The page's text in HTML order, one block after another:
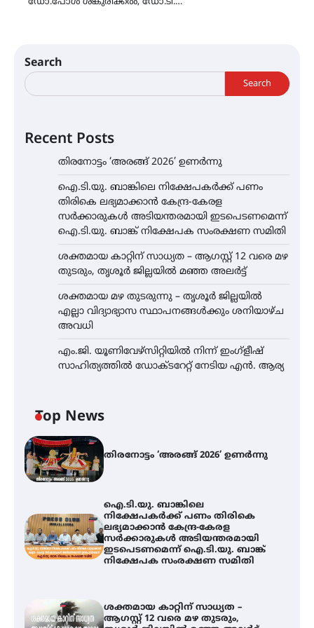
ഡോ.പോൾ ശങ്കുരിക്കൽ, ഡോ.ടി.…
Search
Search
Recent Posts
തിരനോട്ടം ‘അരങ്ങ് 2026’ ഉണർന്നു
ഐ.ടി.യു. ബാങ്കിലെ നിക്ഷേപകർക്ക് പണം
തിരികെ ലഭ്യമാക്കാൻ കേന്ദ്ര-കേരള
സർക്കാരുകൾ അടിയന്തരമായി ഇടപെടണമെന്ന്
ഐ.ടി.യു. ബാങ്ക് നിക്ഷേപക സംരക്ഷണ സമിതി
ശക്തമായ കാറ്റിന് സാധ്യത – ആഗസ്റ്റ് 12 വരെ മഴ
തുടരും, തൃശൂർ ജില്ലയിൽ മഞ്ഞ അലർട്ട്
ശക്തമായ മഴ തുടരുന്നു – തൃശൂർ ജില്ലയിൽ
എല്ലാ വിദ്യാഭ്യാസ സ്ഥാപനങ്ങൾക്കും ശനിയാഴ്ച
അവധി
എം.ജി. യൂണിവേഴ്‌സിറ്റിയിൽ നിന്ന് ഇംഗ്ളീഷ്
സാഹിത്യത്തിൽ ഡോക്ടറേറ്റ് നേടിയ എൻ. ആര്യ
Top News
തിരനോട്ടം ‘അരങ്ങ് 2026’ ഉണർന്നു
ഐ.ടി.യു. ബാങ്കിലെ
നിക്ഷേപകർക്ക് പണം തിരികെ
ലഭ്യമാക്കാൻ കേന്ദ്ര-കേരള
സർക്കാരുകൾ അടിയന്തരമായി
ഇടപെടണമെന്ന് ഐ.ടി.യു. ബാങ്ക്
നിക്ഷേപക സംരക്ഷണ സമിതി
ശക്തമായ കാറ്റിന് സാധ്യത –
ആഗസ്റ്റ് 12 വരെ മഴ തുടരും,